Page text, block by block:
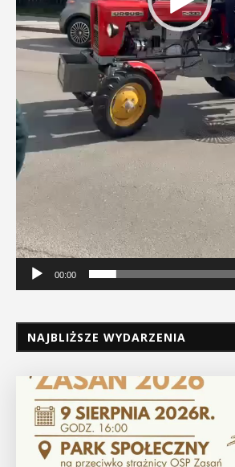
00:00
NAJBLIŻSZE WYDARZENIA